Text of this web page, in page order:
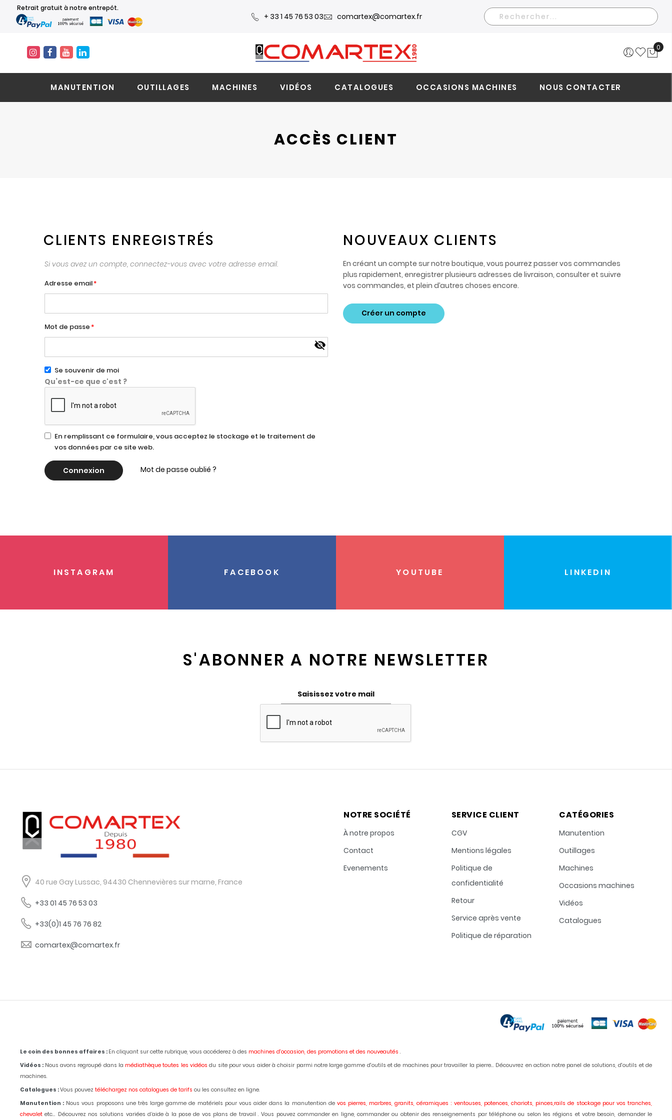
Retrait gratuit à notre entrepôt.
+ 33 1 45 76 53 03 comartex@comartex.fr
Rechercher
0
MANUTENTION OUTILLAGES MACHINES VIDÉOS CATALOGUES OCCASIONS MACHINES NOUS CONTACTER
ACCÈS CLIENT
CLIENTS ENREGISTRÉS
Si vous avez un compte, connectez-vous avec votre adresse email.
Adresse email
Mot de passe
Se souvenir de moi
Qu’est-ce que c'est ?
En remplissant ce formulaire, vous acceptez le stockage et le traitement de
vos données par ce site web.
Connexion Mot de passe oublié ?
NOUVEAUX CLIENTS
En créant un compte sur notre boutique, vous pourrez passer vos commandes
plus rapidement, enregistrer plusieurs adresses de livraison, consulter et suivre
vos commandes, et plein d’autres choses encore.
Créer un compte
INSTAGRAM FACEBOOK YOUTUBE LINKEDIN
S'ABONNER A NOTRE NEWSLETTER
40 rue Gay Lussac, 94430 Chennevières sur marne, France
+33 01 45 76 53 03
+33(0)1 45 76 76 82
comartex@comartex.fr
NOTRE SOCIÉTÉ
À notre propos
Contact
Evenements
SERVICE CLIENT
CGV
Mentions légales
Politique de
confidentialité
Retour
Service après vente
Politique de réparation
CATÉGORIES
Manutention
Outillages
Machines
Occasions machines
Vidéos
Catalogues
Le coin des bonnes affaires : En cliquant sur cette rubrique, vous accéderez à des machines d'occasion, des promotions et des nouveautés .
Vidéos : Nous avons regroupé dans la médiathèque toutes les vidéos du site pour vous aider à choisir parmi notre large gamme d'outils et de machines pour travailler la pierre... Découvrez en action notre panel de solutions, d'outils et de
machines.
Catalogues :Vous pouvez téléchargez nos catalogues de tarifs ou les consultez en ligne.
Manutention : Nous vous proposons une très large gamme de matériels pour vous aider dans la manutention de vos pierres, marbres, granits, céramiques : ventouses, potences, chariots, pinces,rails de stockage pour vos tranches,
chevaletetc... Découvrez nos solutions variées d’aide à la pose de vos plans de travail . Vous pouvez commander en ligne, commander ou obtenir des renseignements par téléphone ou selon les régions et votre besoin, demander le